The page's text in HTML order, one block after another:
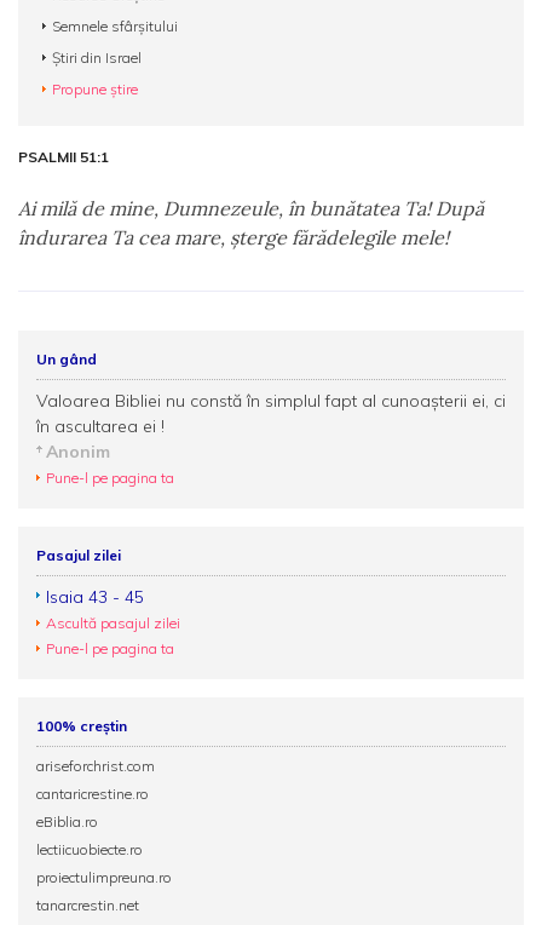
Semnele sfârșitului
Știri din Israel
Propune știre
PSALMII 51:1
Ai milă de mine, Dumnezeule, în bunătatea Ta! După
îndurarea Ta cea mare, şterge fărădelegile mele!
Un gând
Valoarea Bibliei nu constă în simplul fapt al cunoaşterii ei, ci
în ascultarea ei !
Anonim
Pune-l pe pagina ta
Pasajul zilei
Isaia 43 - 45
Ascultă pasajul zilei
Pune-l pe pagina ta
100% creștin
ariseforchrist.com
cantaricrestine.ro
eBiblia.ro
lectiicuobiecte.ro
proiectulimpreuna.ro
tanarcrestin.net